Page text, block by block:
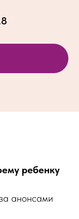
ребенку
анонсами